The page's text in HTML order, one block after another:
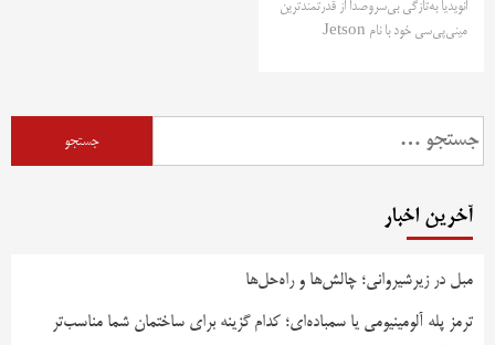
انویدیا به‌تازگی بی‌سروصدا از قدرتمندترین
مینی‌پی‌سی خود با نام Jetson
جستجو
برای:
آخرین اخبار
مبل در زیرشیروانی؛ چالش‌ها و راه‌حل‌ها
ترمز پله آلومینیومی یا سمباده‌ای؛ کدام گزینه برای ساختمان شما مناسب‌تر